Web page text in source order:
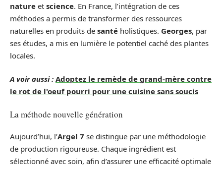
nature et science. En France, l’intégration de ces
méthodes a permis de transformer des ressources
naturelles en produits de santé holistiques. Georges, par
ses études, a mis en lumière le potentiel caché des plantes
locales.
A voir aussi : Adoptez le remède de grand-mère contre
le rot de l'oeuf pourri pour une cuisine sans soucis
La méthode nouvelle génération
Aujourd’hui, l’Argel 7 se distingue par une méthodologie
de production rigoureuse. Chaque ingrédient est
sélectionné avec soin, afin d’assurer une efficacité optimale